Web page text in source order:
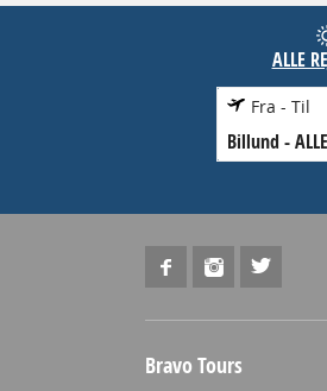
ALLE
Fra - Til
Billund -
Bravo Tours